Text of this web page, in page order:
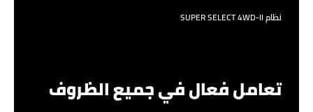
نظام SUPER SELECT 4WD-II
تعامل فعال في جميع الظروف